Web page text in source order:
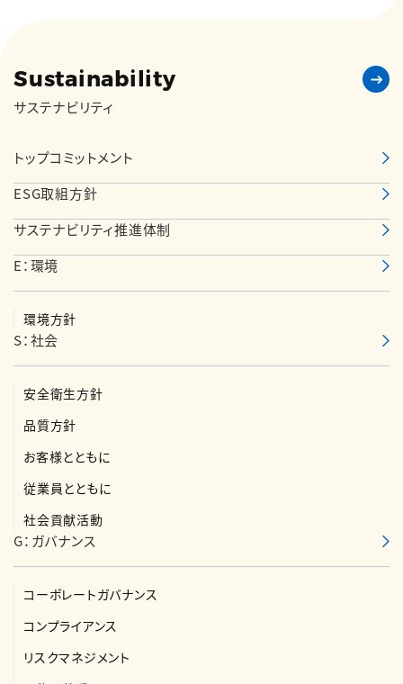
Sustainability
サステナビリティ
トップコミットメント
ESG取組方針
サステナビリティ推進体制
E：環境
環境方針
S：社会
安全衛生方針
品質方針
お客様とともに
従業員とともに
社会貢献活動
G：ガバナンス
コーポレートガバナンス
コンプライアンス
リスクマネジメント